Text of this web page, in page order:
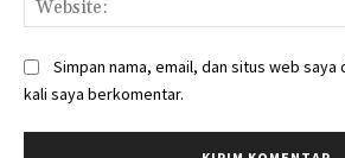
Simpan nama, email, dan situs web saya
kali saya berkomentar.